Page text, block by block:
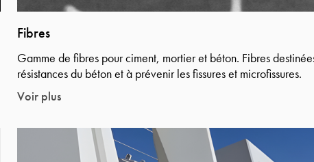
Fibres
Gamme de fibres pour ciment, mortier et béton. Fibres
résistances du béton et à prévenir les fissures et microfissures.
Voir plus